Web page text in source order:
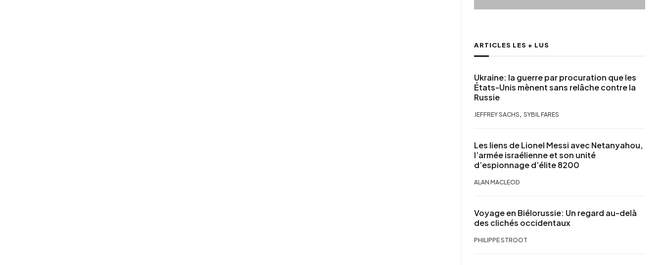
ARTICLES LES + LUS
Ukraine: la guerre par procuration que les
États-Unis mènent sans relâche contre la
Russie
JEFFREY SACHS , SYBIL FARES
Les liens de Lionel Messi avec Netanyahou,
l’armée israélienne et son unité
d’espionnage d’élite 8200
ALAN MACLEOD
Voyage en Biélorussie: Un regard au-delà
des clichés occidentaux
PHILIPPE STROOT